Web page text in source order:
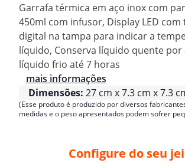
Garrafa térmica em aço inox com
450ml com infusor, Display LED
digital na tampa para indicar a
líquido, Conserva líquido quente por
líquido frio até 7 horas
mais informações
Dimensões: 27 cm x 7.3 cm x 7.3
(Esse produto é produzido por diversos
medidas e o peso apresentados podem sofrer
Configure do seu